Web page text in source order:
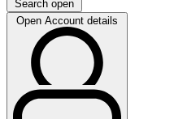
Search open
Open Account details